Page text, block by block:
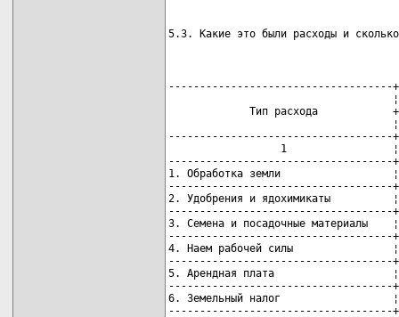
5.3. Какие это были расходы и
------------------------------------
Тип расхода
------------------------------------
1
------------------------------------
1. Обработка земли
------------------------------------
2. Удобрения и ядохимикаты
------------------------------------
3. Семена и посадочные
------------------------------------
4. Наем рабочей силы
------------------------------------
5. Арендная плата
------------------------------------
6. Земельный налог
------------------------------------